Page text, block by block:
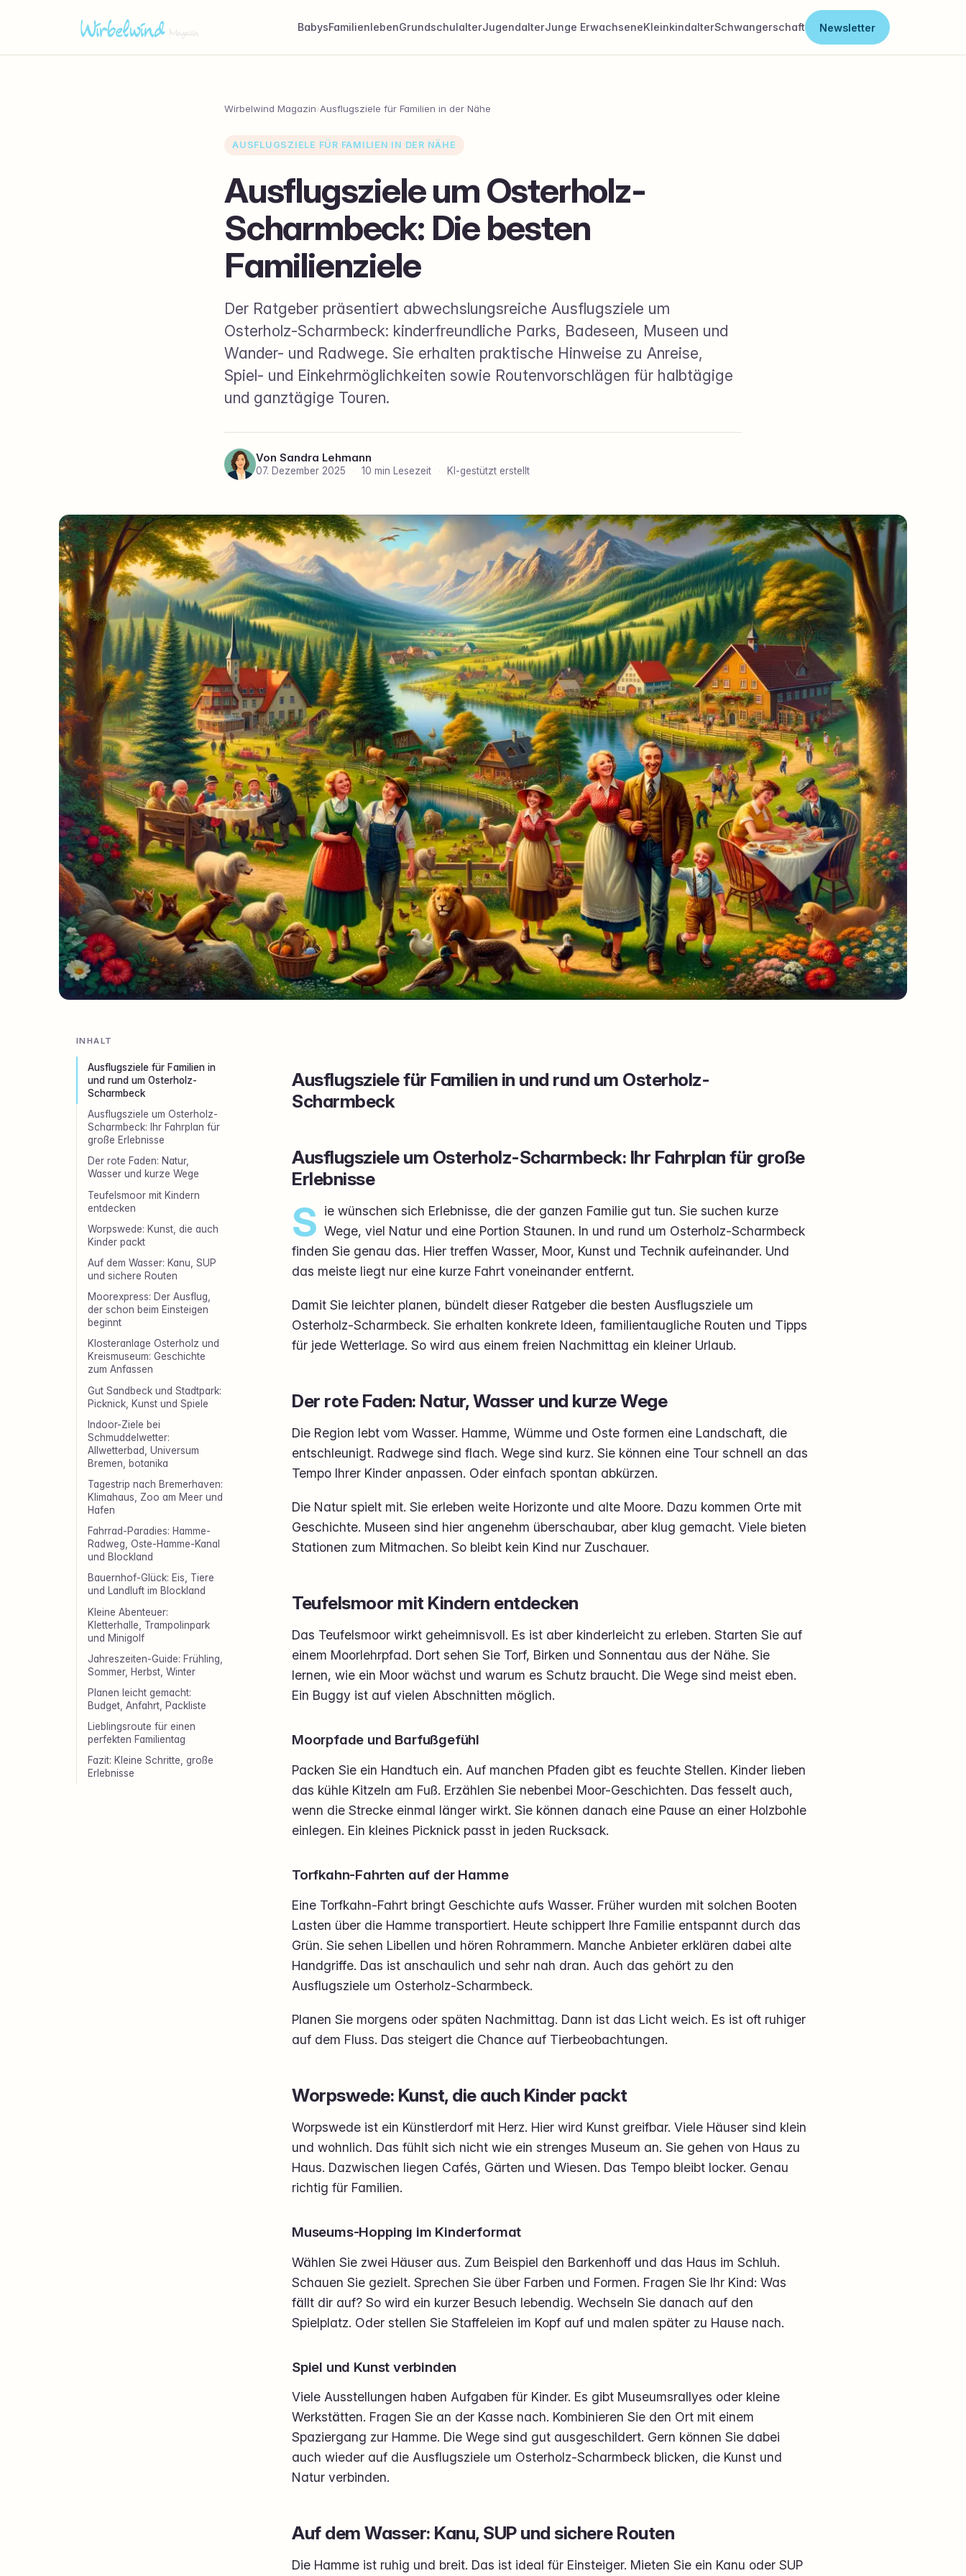
BabysFamilienlebenGrundschulalterJugendalterJunge ErwachseneKleinkindalterSchwangerschaft Newsletter
Wirbelwind Magazin›Ausflugsziele für Familien in der Nähe
AUSFLUGSZIELE FÜR FAMILIEN IN DER NÄHE
Ausflugsziele um Osterholz-
Scharmbeck: Die besten
Familienziele
Der Ratgeber präsentiert abwechslungsreiche Ausflugsziele um
Osterholz-Scharmbeck: kinderfreundliche Parks, Badeseen, Museen und
Wander- und Radwege. Sie erhalten praktische Hinweise zu Anreise,
Spiel- und Einkehrmöglichkeiten sowie Routenvorschlägen für halbtägige
und ganztägige Touren.
Von Sandra Lehmann
07. Dezember 2025 · 10 min Lesezeit · KI-gestützt erstellt
INHALT
Ausflugsziele für Familien in
und rund um Osterholz-
Scharmbeck
Ausflugsziele um Osterholz-
Scharmbeck: Ihr Fahrplan für
große Erlebnisse
Der rote Faden: Natur,
Wasser und kurze Wege
Teufelsmoor mit Kindern
entdecken
Worpswede: Kunst, die auch
Kinder packt
Auf dem Wasser: Kanu, SUP
und sichere Routen
Moorexpress: Der Ausflug,
der schon beim Einsteigen
beginnt
Klosteranlage Osterholz und
Kreismuseum: Geschichte
zum Anfassen
Gut Sandbeck und Stadtpark:
Picknick, Kunst und Spiele
Indoor-Ziele bei
Schmuddelwetter:
Allwetterbad, Universum
Bremen, botanika
Tagestrip nach Bremerhaven:
Klimahaus, Zoo am Meer und
Hafen
Fahrrad-Paradies: Hamme-
Radweg, Oste-Hamme-Kanal
und Blockland
Bauernhof-Glück: Eis, Tiere
und Landluft im Blockland
Kleine Abenteuer:
Kletterhalle, Trampolinpark
und Minigolf
Jahreszeiten-Guide: Frühling,
Sommer, Herbst, Winter
Planen leicht gemacht:
Budget, Anfahrt, Packliste
Lieblingsroute für einen
perfekten Familientag
Fazit: Kleine Schritte, große
Erlebnisse
Ausflugsziele für Familien in und rund um Osterholz-
Scharmbeck
Ausflugsziele um Osterholz-Scharmbeck: Ihr Fahrplan für große
Erlebnisse
S ie wünschen sich Erlebnisse, die der ganzen Familie gut tun. Sie suchen kurze
Wege, viel Natur und eine Portion Staunen. In und rund um Osterholz-Scharmbeck
finden Sie genau das. Hier treffen Wasser, Moor, Kunst und Technik aufeinander. Und
das meiste liegt nur eine kurze Fahrt voneinander entfernt.
Damit Sie leichter planen, bündelt dieser Ratgeber die besten Ausflugsziele um
Osterholz-Scharmbeck. Sie erhalten konkrete Ideen, familientaugliche Routen und Tipps
für jede Wetterlage. So wird aus einem freien Nachmittag ein kleiner Urlaub.
Der rote Faden: Natur, Wasser und kurze Wege
Die Region lebt vom Wasser. Hamme, Wümme und Oste formen eine Landschaft, die
entschleunigt. Radwege sind flach. Wege sind kurz. Sie können eine Tour schnell an das
Tempo Ihrer Kinder anpassen. Oder einfach spontan abkürzen.
Die Natur spielt mit. Sie erleben weite Horizonte und alte Moore. Dazu kommen Orte mit
Geschichte. Museen sind hier angenehm überschaubar, aber klug gemacht. Viele bieten
Stationen zum Mitmachen. So bleibt kein Kind nur Zuschauer.
Teufelsmoor mit Kindern entdecken
Das Teufelsmoor wirkt geheimnisvoll. Es ist aber kinderleicht zu erleben. Starten Sie auf
einem Moorlehrpfad. Dort sehen Sie Torf, Birken und Sonnentau aus der Nähe. Sie
lernen, wie ein Moor wächst und warum es Schutz braucht. Die Wege sind meist eben.
Ein Buggy ist auf vielen Abschnitten möglich.
Moorpfade und Barfußgefühl
Packen Sie ein Handtuch ein. Auf manchen Pfaden gibt es feuchte Stellen. Kinder lieben
das kühle Kitzeln am Fuß. Erzählen Sie nebenbei Moor-Geschichten. Das fesselt auch,
wenn die Strecke einmal länger wirkt. Sie können danach eine Pause an einer Holzbohle
einlegen. Ein kleines Picknick passt in jeden Rucksack.
Torfkahn-Fahrten auf der Hamme
Eine Torfkahn-Fahrt bringt Geschichte aufs Wasser. Früher wurden mit solchen Booten
Lasten über die Hamme transportiert. Heute schippert Ihre Familie entspannt durch das
Grün. Sie sehen Libellen und hören Rohrammern. Manche Anbieter erklären dabei alte
Handgriffe. Das ist anschaulich und sehr nah dran. Auch das gehört zu den
Ausflugsziele um Osterholz-Scharmbeck.
Planen Sie morgens oder späten Nachmittag. Dann ist das Licht weich. Es ist oft ruhiger
auf dem Fluss. Das steigert die Chance auf Tierbeobachtungen.
Worpswede: Kunst, die auch Kinder packt
Worpswede ist ein Künstlerdorf mit Herz. Hier wird Kunst greifbar. Viele Häuser sind klein
und wohnlich. Das fühlt sich nicht wie ein strenges Museum an. Sie gehen von Haus zu
Haus. Dazwischen liegen Cafés, Gärten und Wiesen. Das Tempo bleibt locker. Genau
richtig für Familien.
Museums-Hopping im Kinderformat
Wählen Sie zwei Häuser aus. Zum Beispiel den Barkenhoff und das Haus im Schluh.
Schauen Sie gezielt. Sprechen Sie über Farben und Formen. Fragen Sie Ihr Kind: Was
fällt dir auf? So wird ein kurzer Besuch lebendig. Wechseln Sie danach auf den
Spielplatz. Oder stellen Sie Staffeleien im Kopf auf und malen später zu Hause nach.
Spiel und Kunst verbinden
Viele Ausstellungen haben Aufgaben für Kinder. Es gibt Museumsrallyes oder kleine
Werkstätten. Fragen Sie an der Kasse nach. Kombinieren Sie den Ort mit einem
Spaziergang zur Hamme. Die Wege sind gut ausgeschildert. Gern können Sie dabei
auch wieder auf die Ausflugsziele um Osterholz-Scharmbeck blicken, die Kunst und
Natur verbinden.
Auf dem Wasser: Kanu, SUP und sichere Routen
Die Hamme ist ruhig und breit. Das ist ideal für Einsteiger. Mieten Sie ein Kanu oder SUP